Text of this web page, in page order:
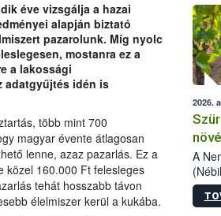
éve vizsgálja a hazai
alapján biztató
pazarolunk. Míg nyolc
mostanra ez a
a lakossági
adatgyűjtés idén is
több mint 700
magyar évente átlagosan
lenne, azaz pazarlás. Ez a
közel 160.000 Ft felesleges
tehát hosszabb távon
élelmiszer kerül a kukába.
2026.
A